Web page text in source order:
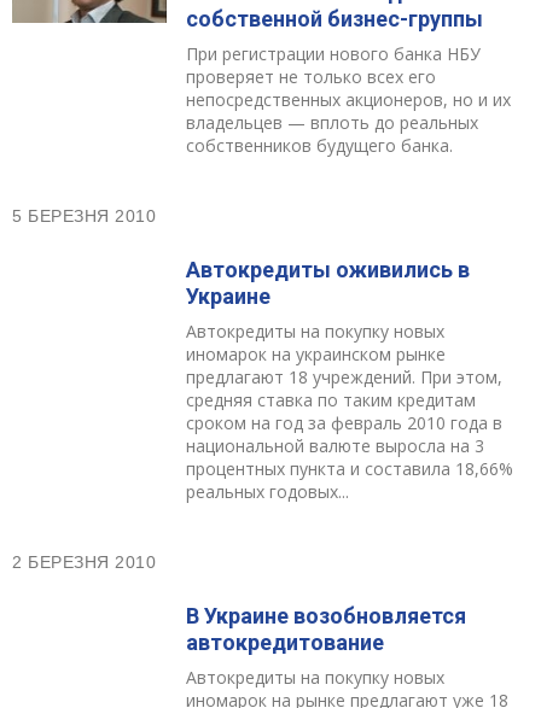
собственной бизнес-группы
При регистрации нового банка НБУ
проверяет не только всех его
непосредственных акционеров, но и их
владельцев — вплоть до реальных
собственников будущего банка.
5 БЕРЕЗНЯ 2010
Автокредиты оживились в
Украине
Автокредиты на покупку новых
иномарок на украинском рынке
предлагают 18 учреждений. При этом,
средняя ставка по таким кредитам
сроком на год за февраль 2010 года в
национальной валюте выросла на 3
процентных пункта и составила 18,66%
реальных годовых...
2 БЕРЕЗНЯ 2010
В Украине возобновляется
автокредитование
Автокредиты на покупку новых
иномарок на рынке предлагают уже 18